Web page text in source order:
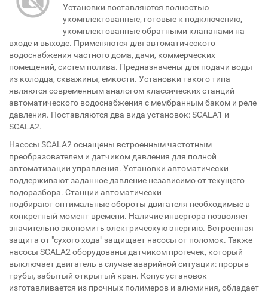
Установки поставляются полностью
укомплектованные, готовые к подключению,
укомплектованные обратными клапанами на
входе и выходе. Применяются для автоматического
водоснабжения частного дома, дачи, коммерческих
помещений, систем полива. Предназначены для подачи воды
из колодца, скважины, емкости. Установки такого типа
являются современным аналогом классических станций
автоматического водоснабжения с мембранным баком и реле
давления. Поставляются два вида установок: SCALA1 и
SCALA2.
Насосы SCALA2 оснащены встроенным частотным
преобразователем и датчиком давления для полной
автоматизации управления. Установки автоматически
поддерживают заданное давление независимо от текущего
водоразбора. Станции автоматически
подбирают оптимальные обороты двигателя необходимые в
конкретный момент времени. Наличие инвертора позволяет
значительно экономить электрическую энергию. Встроенная
защита от "сухого хода" защищает насосы от поломок. Также
насосы SCALA2 оборудованы датчиком протечек, который
выключает двигатель в случае аварийной ситуации: прорыв
трубы, забытый открытый кран. Копус установок
изготавливается из прочных полимеров и алюминия, обладает